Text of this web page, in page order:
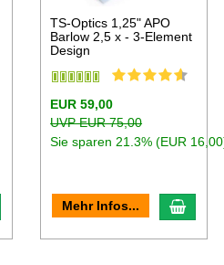
den Warenkorb
TS-Optics 1,25" APO
Barlow 2,5 x - 3-Element
Design
EUR 59,00
UVP EUR 75,00
Sie sparen 21.3% (EUR
Mehr Infos... In